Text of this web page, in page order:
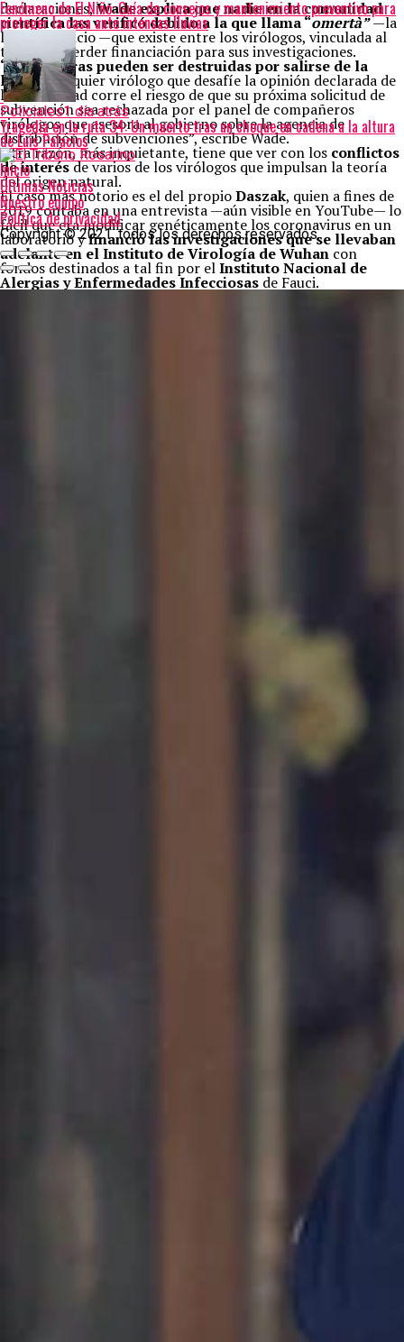
declaraciones,Wade explica que nadie en la comunidad
científica las verificó debido a la que llama “omertà”—la
ley del silencio —que existe entre los virólogos, vinculada al
temor de perder financiación para sus investigaciones.
“Las carreras pueden ser destruidas por salirse de la
línea.Cualquier virólogo que desafíe la opinión declarada de
la comunidad corre el riesgo de que su próxima solicitud de
subvención sea rechazada por el panel de compañeros
virólogos que asesora al gobierno sobre la agencia de
distribución de subvenciones”, escribe Wade.
Otra razón, más inquietante, tiene que ver con los conflictos
de interésde varios de los virólogos que impulsan la teoría
del origen natural.
El caso más notorio es el del propioDaszak, quien a fines de
2019 contaba en una entrevista —aún visible en YouTube— lo
fácil que era modificar genéticamente los coronavirus en un
laboratorio yfinanció las investigaciones que se llevaban
adelante en el Instituto de Virología de Wuhan con
fondos destinados a tal fin por elInstituto Nacional de
Alergias y Enfermedades Infecciosas de Fauci.
Fenómeno de El Niño: Guía de consejos y mantenimiento preventivo para
proteger la casa ante intensas lluvias
Policiales1 día atrás
Tragedia en la ruta 34: Un muerto tras un choque en cadena a la altura
de Luis Palacios
Inicio
Últimas Noticias
Nuestro equipo
Política de privacidad
Copyright © 2021. todos los derechos reservados.